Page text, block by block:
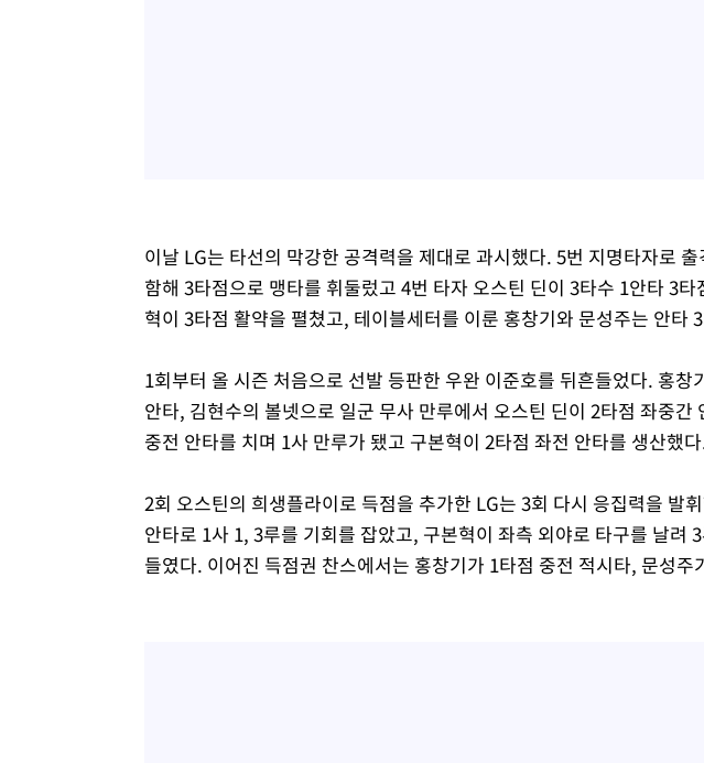
이날 LG는 타선의 막강한 공격력을 제대로 과시했다. 5번 지명타자로
함해 3타점으로 맹타를 휘둘렀고 4번 타자 오스틴 딘이 3타수 1안타 3
혁이 3타점 활약을 펼쳤고, 테이블세터를 이룬 홍창기와 문성주는 안타
1회부터 올 시즌 처음으로 선발 등판한 우완 이준호를 뒤흔들었다. 홍창
안타, 김현수의 볼넷으로 일군 무사 만루에서 오스틴 딘이 2타점 좌중간
중전 안타를 치며 1사 만루가 됐고 구본혁이 2타점 좌전 안타를 생산했
2회 오스틴의 희생플라이로 득점을 추가한 LG는 3회 다시 응집력을 발
안타로 1사 1, 3루를 기회를 잡았고, 구본혁이 좌측 외야로 타구를 날려
들였다. 이어진 득점권 찬스에서는 홍창기가 1타점 중전 적시타, 문성주